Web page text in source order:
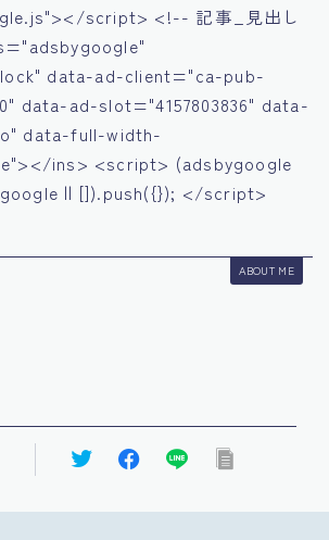
script> <!-- 記事_見出し
data-ad-client="ca-pub-
data-ad-slot="4157803836" data-
data-full-width-
ins> <script> (adsbygoogle
|| []).push({}); </script>
ABOUT ME